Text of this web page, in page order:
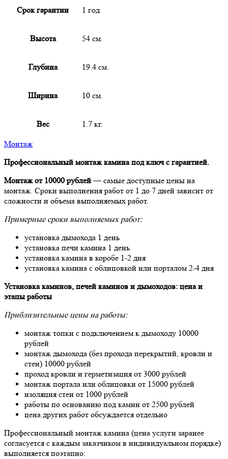
Срок гарантии 1 год
Высота 54 см.
Глубина 19.4 см.
Ширина 10 см.
Вес 1.7 кг.
Монтаж
Профессиональный монтаж камина под ключ с гарантией.
Монтаж от 10000 рублей— самые доступные цены на
монтаж. Сроки выполнения работ от 1 до 7 дней зависит от
сложности и объема выполняемых работ.
Примерные сроки выполняемых работ:
установка дымохода 1 день
установка печи камина 1 день
установка камина в коробе 1-2 дня
установка камина с облицовкой или порталом 2-4 дня
Установка каминов, печей каминов и дымоходов: цена и
этапы работы
Приблизительные цены на работы:
монтаж топки с подключением к дымоходу 10000
рублей
монтаж дымохода (без прохода перекрытий, кровли и
стен) 10000 рублей
проход кровли и герметизация от 3000 рублей
монтаж портала или облицовки от 15000 рублей
изоляция стен от 1000 рублей
работы по основанию под камин от 2500 рублей
цена других работ обсуждается отдельно
Профессиональный монтаж камина (цена услуги заранее
согласуется с каждым заказчиком в индивидуальном порядке)
выполняется поэтапно: